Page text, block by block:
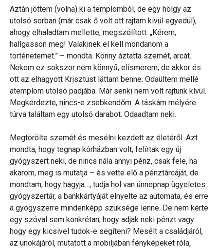
Aztán jöttem (volna) ki a templomból, de egy hölgy az
utolsó sorban (már csak ő volt ott rajtam kívül egyedül),
ahogy elhaladtam mellette, megszólított: „Kérem,
hallgasson meg! Valakinek el kell mondanom a
történetemet.” – mondta. Könny áztatta szemét, arcát.
Nekem ez sokszor nem könnyű, elismerem, de akkor és
ott az elhagyott Krisztust láttam benne. Odaültem mellé
atemplom utolsó padjába. Már senki nem volt rajtunk kívül.
Megkérdezte, nincs-e zsebkendőm. A táskám mélyére
túrva találtam egy utolsó darabot. Odaadtam neki.
Megtörölte szemét és mesélni kezdett az életéről. Azt
mondta, hogy tegnap kórházban volt, felírtak egy új
gyógyszert neki, de nincs nála annyi pénz, csak fele, ha
akarom, meg is mutatja – és vette elő a pénztárcáját, de
mondtam, hogy hagyja…, tudja hol van ünnepnap ügyeletes
gyógyszertár, a bankkártyáját elnyelte az automata, és erre
a gyógyszerre mindenképp szüksége lenne. De nem kérte
egy szóval sem konkrétan, hogy adjak neki pénzt vagy
hogy egy kicsivel tudok-e segíteni? Mesélt a családjáról,
az unokájáról, mutatott a mobiljában fényképeket róla,